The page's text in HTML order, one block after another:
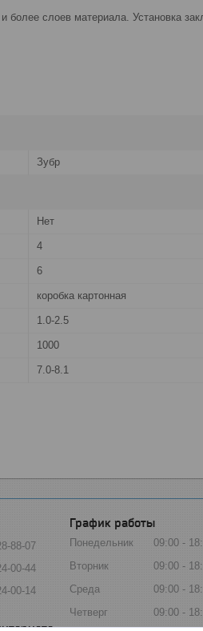
слоев материала. Установка
Зубр
Нет
4
6
коробка картонная
1.0-2.5
1000
7.0-8.1
88-07
00-44
00-14
График работы
Понедельник 09:00
Вторник
09:00
Среда
09:00
Четверг
09:00